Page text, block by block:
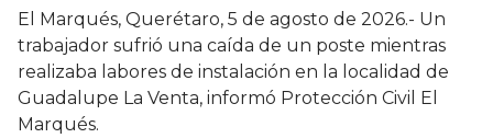
El Marqués, Querétaro, 5 de agosto de 2026.- Un
trabajador sufrió una caída de un poste mientras
realizaba labores de instalación en la localidad de
Guadalupe La Venta, informó Protección Civil El
Marqués.